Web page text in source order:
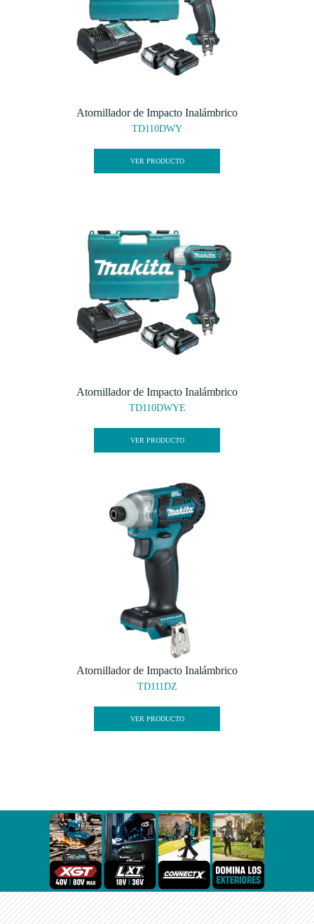
Atornillador de Impacto Inalámbrico
TD110DWY
VER PRODUCTO
Atornillador de Impacto Inalámbrico
TD110DWYE
VER PRODUCTO
Atornillador de Impacto Inalámbrico
TD111DZ
VER PRODUCTO